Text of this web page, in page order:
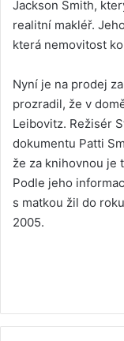
Jackson Smith,
realitní makléř.
která nemovitost
Nyní je na prodej
prozradil, že v
Leibovitz. Režisér
dokumentu Patti
že za knihovnou je
Podle jeho
s matkou žil do
2005.